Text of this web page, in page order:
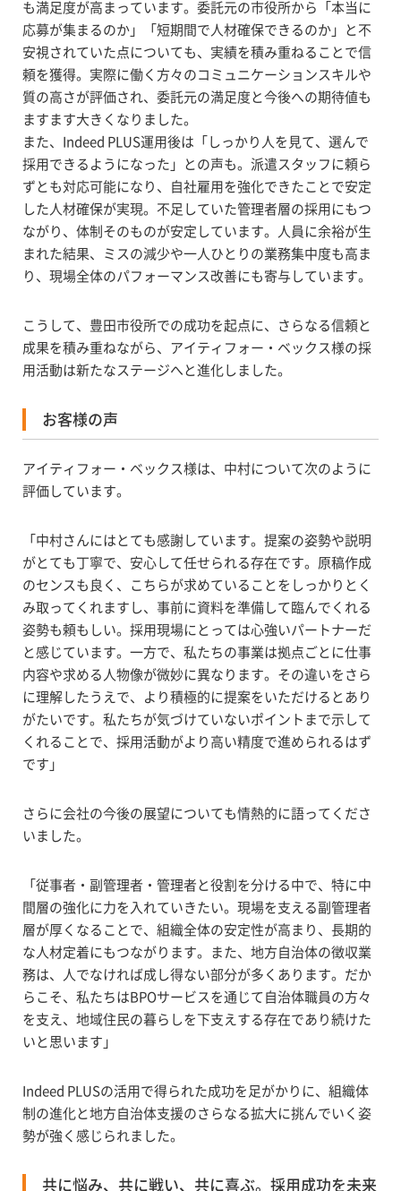
も満足度が高まっています。委託元の市役所から「本当に
応募が集まるのか」「短期間で人材確保できるのか」と不
安視されていた点についても、実績を積み重ねることで信
頼を獲得。実際に働く方々のコミュニケーションスキルや
質の高さが評価され、委託元の満足度と今後への期待値も
ますます大きくなりました。
また、Indeed PLUS運用後は「しっかり人を見て、選んで
採用できるようになった」との声も。派遣スタッフに頼ら
ずとも対応可能になり、自社雇用を強化できたことで安定
した人材確保が実現。不足していた管理者層の採用にもつ
ながり、体制そのものが安定しています。人員に余裕が生
まれた結果、ミスの減少や一人ひとりの業務集中度も高ま
り、現場全体のパフォーマンス改善にも寄与しています。
こうして、豊田市役所での成功を起点に、さらなる信頼と
成果を積み重ねながら、アイティフォー・ベックス様の採
用活動は新たなステージへと進化しました。
お客様の声
アイティフォー・ベックス様は、中村について次のように
評価しています。
「中村さんにはとても感謝しています。提案の姿勢や説明
がとても丁寧で、安心して任せられる存在です。原稿作成
のセンスも良く、こちらが求めていることをしっかりとく
み取ってくれますし、事前に資料を準備して臨んでくれる
姿勢も頼もしい。採用現場にとっては心強いパートナーだ
と感じています。一方で、私たちの事業は拠点ごとに仕事
内容や求める人物像が微妙に異なります。その違いをさら
に理解したうえで、より積極的に提案をいただけるとあり
がたいです。私たちが気づけていないポイントまで示して
くれることで、採用活動がより高い精度で進められるはず
です」
さらに会社の今後の展望についても情熱的に語ってくださ
いました。
「従事者・副管理者・管理者と役割を分ける中で、特に中
間層の強化に力を入れていきたい。現場を支える副管理者
層が厚くなることで、組織全体の安定性が高まり、長期的
な人材定着にもつながります。また、地方自治体の徴収業
務は、人でなければ成し得ない部分が多くあります。だか
らこそ、私たちはBPOサービスを通じて自治体職員の方々
を支え、地域住民の暮らしを下支えする存在であり続けた
いと思います」
Indeed PLUSの活用で得られた成功を足がかりに、組織体
制の進化と地方自治体支援のさらなる拡大に挑んでいく姿
勢が強く感じられました。
共に悩み、共に戦い、共に喜ぶ。採用成功を未来